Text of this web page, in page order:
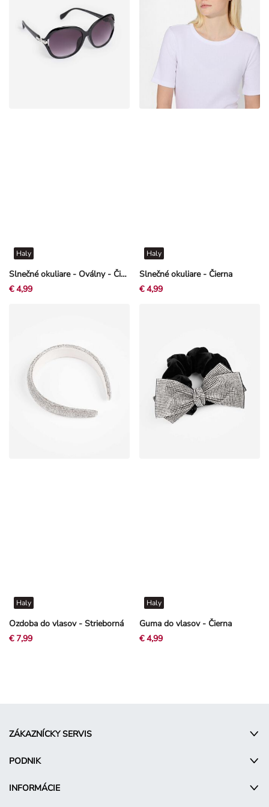
Slnečné okuliare - Oválny - Čierna
Haly
€ 4,99
Slnečné okuliare - Čierna
Haly
€ 4,99
Ozdoba do vlasov - Strieborná
Haly
€ 7,99
Guma do vlasov - Čierna
Haly
€ 4,99
ZÁKAZNÍCKY SERVIS
PODNIK
INFORMÁCIE